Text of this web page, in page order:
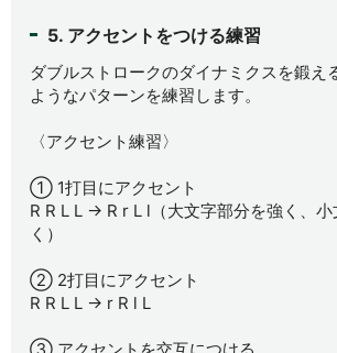
5. アクセントをつける練習
ダブルストロークのダイナミクスを鍛え
ようなパターンを練習します。
〈アクセント練習〉
① 1打目にアクセント
R R L L → R r L l（大文字部分を強く、小
く）
② 2打目にアクセント
R R L L → r R l L